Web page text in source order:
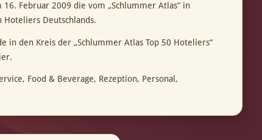
Februar 2009 die vom „Schlummer Atlas“ in
Deutschlands.
in den Kreis der „Schlummer Atlas Top 50 Hoteliers“
Food & Beverage, Rezeption, Personal,